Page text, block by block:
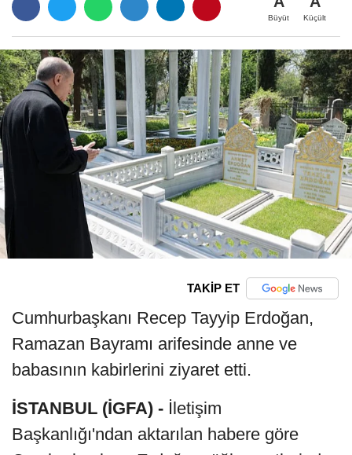
Büyüt Küçült
TAKİP ET
Cumhurbaşkanı Recep Tayyip Erdoğan,
Ramazan Bayramı arifesinde anne ve
babasının kabirlerini ziyaret etti.
İSTANBUL (İGFA) - İletişim
Başkanlığı'ndan aktarılan habere göre